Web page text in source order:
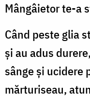
Mângâietor te-a
Când peste glia
și au adus
sânge și ucidere
mărturiseau,